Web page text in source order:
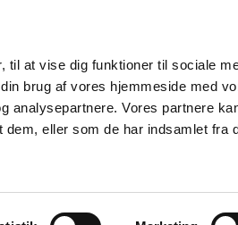
til at vise dig funktioner til sociale
brug af vores hjemmeside med
analysepartnere. Vores partnere
eller som de har indsamlet fra
Nyheder Om os Kontakt
Apoteker og salg af